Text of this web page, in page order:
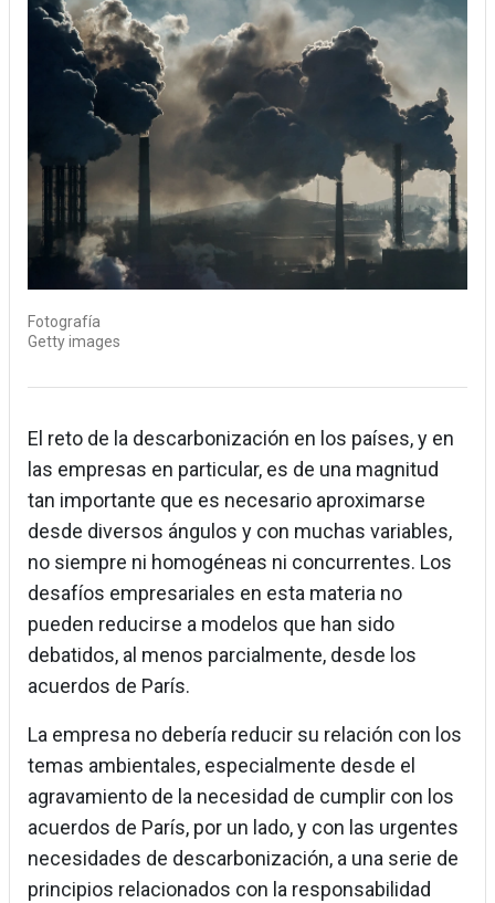
Fotografía
Getty images
El reto de la descarbonización en los países, y en
las empresas en particular, es de una magnitud
tan importante que es necesario aproximarse
desde diversos ángulos y con muchas variables,
no siempre ni homogéneas ni concurrentes. Los
desafíos empresariales en esta materia no
pueden reducirse a modelos que han sido
debatidos, al menos parcialmente, desde los
acuerdos de París.
La empresa no debería reducir su relación con los
temas ambientales, especialmente desde el
agravamiento de la necesidad de cumplir con los
acuerdos de París, por un lado, y con las urgentes
necesidades de descarbonización, a una serie de
principios relacionados con la responsabilidad